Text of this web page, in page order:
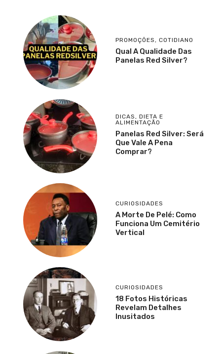
PROMOÇÕES, COTIDIANO
Qual A Qualidade Das
Panelas Red Silver?
DICAS, DIETA E
ALIMENTAÇÃO
Panelas Red Silver: Será
Que Vale A Pena
Comprar?
CURIOSIDADES
A Morte De Pelé: Como
Funciona Um Cemitério
Vertical
CURIOSIDADES
18 Fotos Históricas
Revelam Detalhes
Inusitados